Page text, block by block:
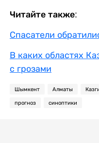
Читайте также:
Спасатели
В каких областях
с грозами
Шымкент Алматы
прогноз синоптики